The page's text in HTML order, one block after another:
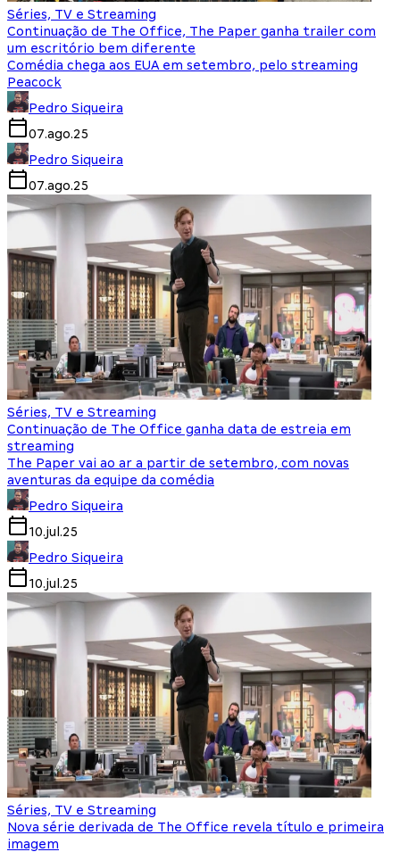
Séries, TV e Streaming
Continuação de The Office, The Paper ganha trailer com
um escritório bem diferente
Comédia chega aos EUA em setembro, pelo streaming
Peacock
Pedro Siqueira
07.ago.25
Pedro Siqueira
07.ago.25
Séries, TV e Streaming
Continuação de The Office ganha data de estreia em
streaming
The Paper vai ao ar a partir de setembro, com novas
aventuras da equipe da comédia
Pedro Siqueira
10.jul.25
Pedro Siqueira
10.jul.25
Séries, TV e Streaming
Nova série derivada de The Office revela título e primeira
imagem